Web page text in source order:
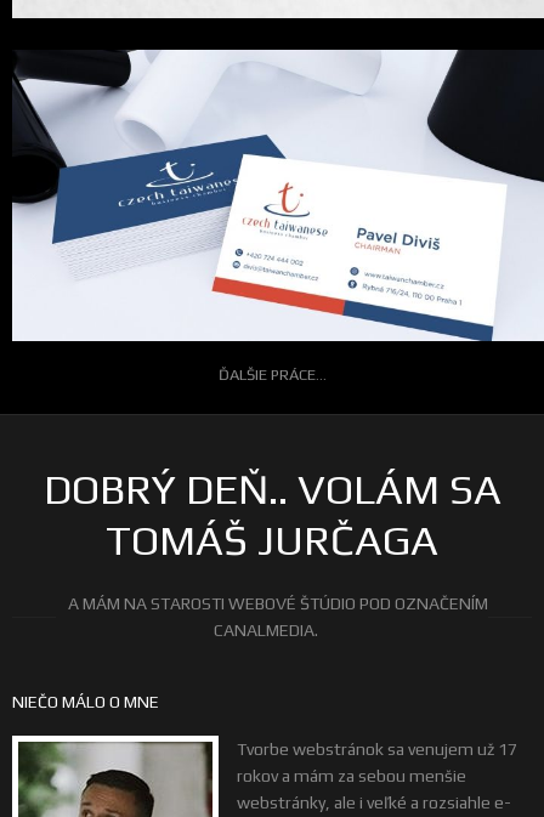
ĎALŠIE PRÁCE...
DOBRÝ DEŇ.. VOLÁM SA
TOMÁŠ JURČAGA
A MÁM NA STAROSTI WEBOVÉ ŠTÚDIO POD OZNAČENÍM
CANALMEDIA.
NIEČO MÁLO O MNE
Tvorbe webstránok sa venujem už 17
rokov a mám za sebou menšie
webstránky, ale i veľké a rozsiahle e-